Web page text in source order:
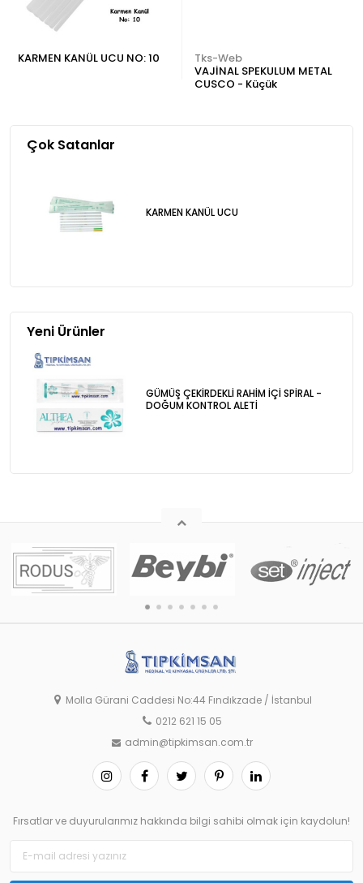
KARMEN KANÜL UCU NO: 10
Tks-Web
VAJİNAL SPEKULUM METAL
CUSCO - Küçük
Çok Satanlar
KARMEN KANÜL UCU
Yeni Ürünler
GÜMÜŞ ÇEKİRDEKLİ RAHİM İÇİ SPİRAL -
DOĞUM KONTROL ALETİ
Molla Gürani Caddesi No:44 Fındıkzade / İstanbul
0212 621 15 05
admin@tipkimsan.com.tr
Fırsatlar ve duyurularımız hakkında bilgi sahibi olmak için kaydolun!